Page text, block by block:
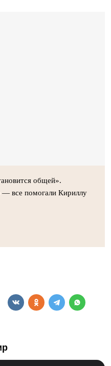
общей».
— все помогали Кириллу